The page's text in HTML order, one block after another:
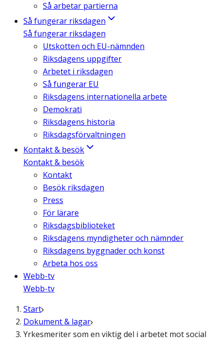
Så arbetar partierna
Så fungerar riksdagen
Så fungerar riksdagen
Utskotten och EU-nämnden
Riksdagens uppgifter
Arbetet i riksdagen
Så fungerar EU
Riksdagens internationella arbete
Demokrati
Riksdagens historia
Riksdagsförvaltningen
Kontakt & besök
Kontakt & besök
Kontakt
Besök riksdagen
Press
För lärare
Riksdagsbiblioteket
Riksdagens myndigheter och nämnder
Riksdagens byggnader och konst
Arbeta hos oss
Webb-tv
Webb-tv
Start
Dokument & lagar
Yrkesmeriter som en viktig del i arbetet mot social